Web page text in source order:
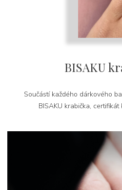
BISAKU
Součástí každého dárkového
BISAKU krabička,